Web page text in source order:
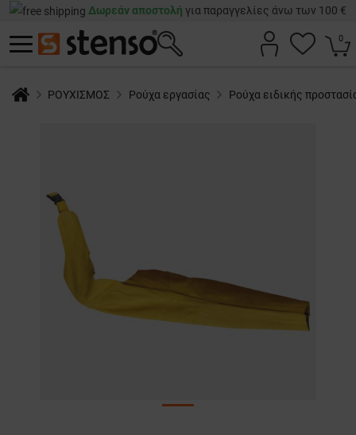
Δωρεάν αποστολή για παραγγελίες άνω των 100 €
0
ΡΟΥΧΙΣΜΟΣ Ρούχα εργασίας Ρούχα ειδικής